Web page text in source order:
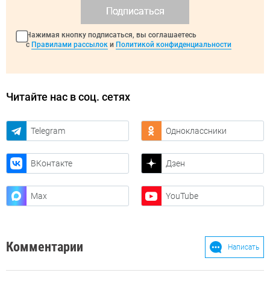
Подписаться
Нажимая кнопку подписаться, вы соглашаетесь
с Правилами рассылок и Политикой конфиденциальности
Читайте нас в соц. сетях
Telegram Одноклассники
ВКонтакте Дзен
Max YouTube
Комментарии Написать